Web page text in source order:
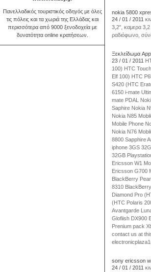
Πανελλαδικός τουριστικός οδηγός με όλες
τις πόλεις και τα χωριά της Ελλάδας και
περισσότερα από 9000 ξενοδοχεία με
δυνατότητα online κρατήσεων.
nokia 5800
24 / 01 / 2011
3,2", καμερα 3,2
ραδιόφωνο,
Ξεκλείδωμα
23 / 01 / 2011
100) HTC
Elf 100) HTC
S420 (HTC
6150 i-mate
mate PDAL
Saphire Nokia
Nokia N85
Mobile Phone
Nokia N76
8800 Sapphire
iphone 3GS
32GB
Ericsson W1
Ericsson G700
BlackBerry
8310
Diamond Pro
(HTC Polaris
Avantgarde
Glofiish DX900
Prenium pack
contact us at
sony ericsson
24 / 01 / 2011